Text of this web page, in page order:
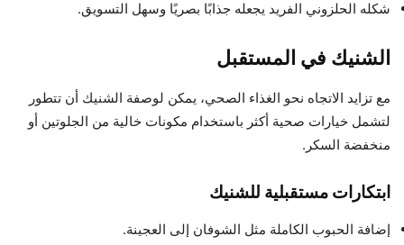
شكله الحلزوني الفريد يجعله جذابًا بصريًا وسهل التسويق.
الشنيك في المستقبل
مع تزايد الاتجاه نحو الغذاء الصحي، يمكن لوصفة الشنيك أن تتطور
لتشمل خيارات صحية أكثر باستخدام مكونات خالية من الجلوتين أو
منخفضة السكر.
ابتكارات مستقبلية للشنيك
إضافة الحبوب الكاملة مثل الشوفان إلى العجينة.